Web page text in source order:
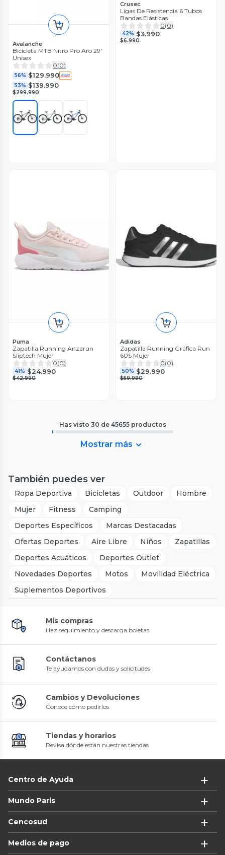
Avalanche
Bicicleta MTB Nitro Pro Aro 29'
Unisex
0(0)
56% $129.990
53% $139.990
$299.990
Crusec
Ligas De Resistencia 6 Tubos
Bandas Elásticas
0(0)
42% $3.990
$6.990
Puma
Zapatilla Running Anzarun
Sliptech Mujer
0(0)
41% $24.990
$42.990
Adidas
Zapatilla Running Gráfica Run
60S Mujer
0(0)
50% $29.990
$59.990
Has visto 30 de 45655 productos
Mostrar más
También puedes ver
Ropa Deportiva Bicicletas Outdoor
Hombre
Mujer
Fitness
Camping
Deportes Específicos
Marcas Destacadas
Ofertas Deportes
Aire Libre Niños
Zapatillas
Deportes Acuáticos
Deportes Outlet
Novedades Deportes
Motos
Movilidad Eléctrica
Suplementos Deportivos
Mis compras
Haz seguimiento y descarga boletas
Contáctanos
Te ayudamos con dudas y solicitudes
Cambios y Devoluciones
Conoce cómo pedirlos
Tiendas y horarios
Revisa dónde están nuestras tiendas
Centro de Ayuda
Mundo Paris
Cencosud
Medios de pago